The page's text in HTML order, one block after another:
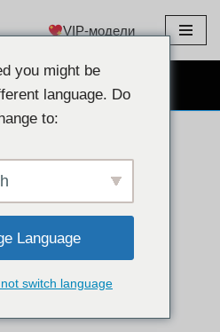
VIP-модели
you might be
language. Do
to:
Language
switch language